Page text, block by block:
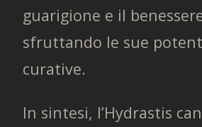
guarigione e il
sfruttando le sue
curative.
In sintesi, l’Hydrastis